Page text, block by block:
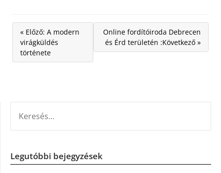
« Előző: A modern
virágküldés
története
Online fordítóiroda Debrecen
és Érd területén :Következő »
Legutóbbi bejegyzések